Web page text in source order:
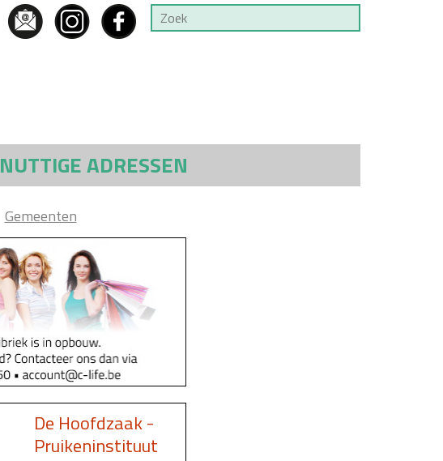
NUTTIGE ADRESSEN
Gemeenten
De Hoofdzaak -
Pruikeninstituut